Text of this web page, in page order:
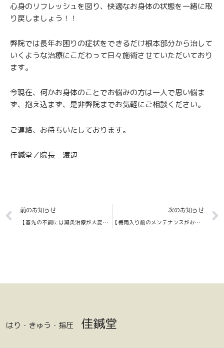
心身のリフレッシュを図り、快適なお身体の状態を一緒に取
り戻しましょう！！
弊院では長年お困りの症状をできるだけ根本部分から治して
いくような治療にこだわって日々施術させていただいており
ます。
今現在、何かお身体のことでお悩みの方は一人で思い悩ま
ず、抱え込まず、是非弊院までお気軽にご相談ください。
ご連絡、お待ちいたしております。
佳鍼堂／院長 渡辺
Prev
前のお知らせ
【春先の不調には鍼灸治療が大変効果的です！！】
次のお知らせ
【梅雨入り前のメンテナンスがおすすめです！】
はり・きゅう・指圧 佳鍼堂